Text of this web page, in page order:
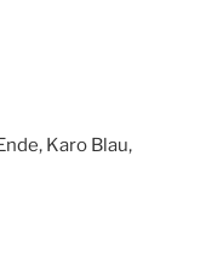
Karo Blau,